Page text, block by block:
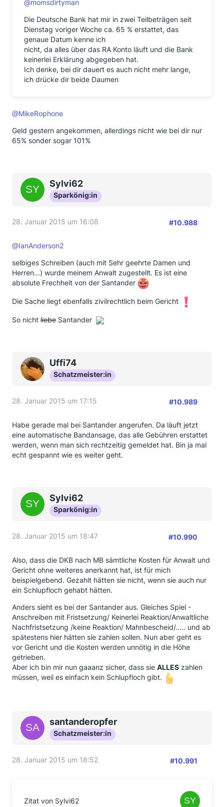
@momsdirtyman
Die Deutsche Bank hat mir in zwei Teilbeträgen seit
Dienstag voriger Woche ca. 65 % erstattet, das
genaue Datum kenne ich
nicht, da alles über das RA Konto läuft und die Bank
keinerlei Erklärung abgegeben hat.
Ich denke, bei dir dauert es auch nicht mehr lange,
ich drücke dir beide Daumen
@MikeRophone
Geld gestern angekommen, allerdings nicht wie bei dir nur
65% sonder sogar 101%
Sylvi62
Sparkönig:in
28. Januar 2015 um 16:08 #10.988
@IanAnderson2
selbiges Schreiben (auch mit Sehr geehrte Damen und
Herren...) wurde meinem Anwalt zugestellt. Es ist eine
absolute Frechheit von der Santander
Die Sache liegt ebenfalls zivilrechtlich beim Gericht
So nicht liebe Santander
Uffi74
Schatzmeister:in
28. Januar 2015 um 17:15 #10.989
Habe gerade mal bei Santander angerufen. Da läuft jetzt
eine automatische Bandansage, das alle Gebühren erstattet
werden, wenn man sich rechtzeitig gemeldet hat. Bin ja mal
echt gespannt wie es weiter geht.
Sylvi62
Sparkönig:in
28. Januar 2015 um 18:47 #10.990
Also, dass die DKB nach MB sämtliche Kosten für Anwalt und
Gericht ohne weiteres anerkannt hat, ist für mich
beispielgebend. Gezahlt hätten sie nicht, wenn sie auch nur
ein Schlupfloch gehabt hätten.
Anders sieht es bei der Santander aus. Gleiches Spiel -
Anschreiben mit Fristsetzung/ Keinerlei Reaktion/Anwaltliche
Nachfristsetzung /keine Reaktion/ Mahnbescheid/..... und ab
spätestens hier hätten sie zahlen sollen. Nun aber geht es
vor Gericht und die Kosten werden unnötig in die Höhe
getrieben.
Aber ich bin mir nun gaaanz sicher, dass sie ALLES zahlen
müssen, weil es einfach kein Schlupfloch gibt.
santanderopfer
Schatzmeister:in
28. Januar 2015 um 18:52 #10.991
Zitat von Sylvi62